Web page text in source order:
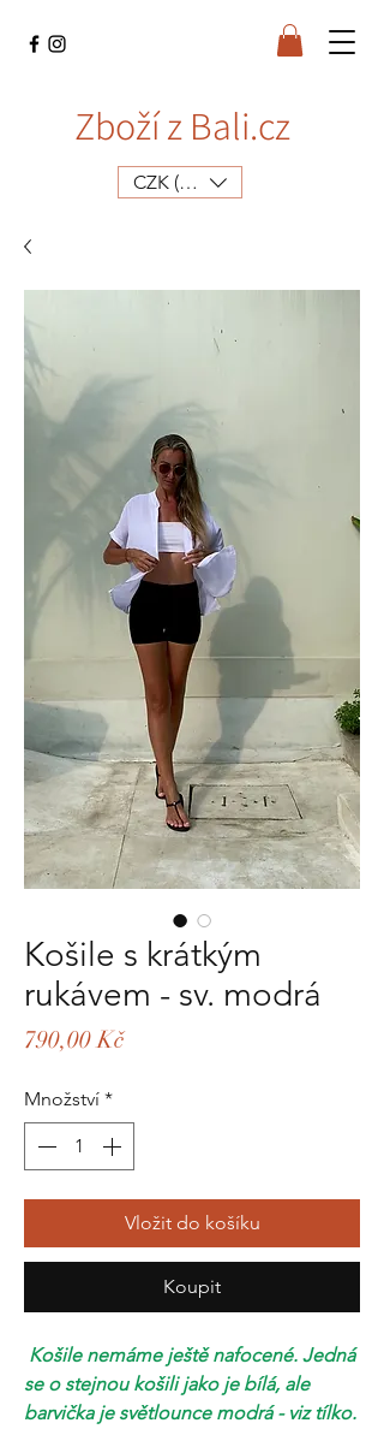
Zboží z Bali.cz
CZK (Kč)
Košile s krátkým
rukávem - sv. modrá
790,00 KčCena
Množství *
Vložit do košíku
Koupit
Košile nemáme ještě nafocené. Jedná
se o stejnou košili jako je bílá, ale
barvička je světlounce modrá - viz tílko.